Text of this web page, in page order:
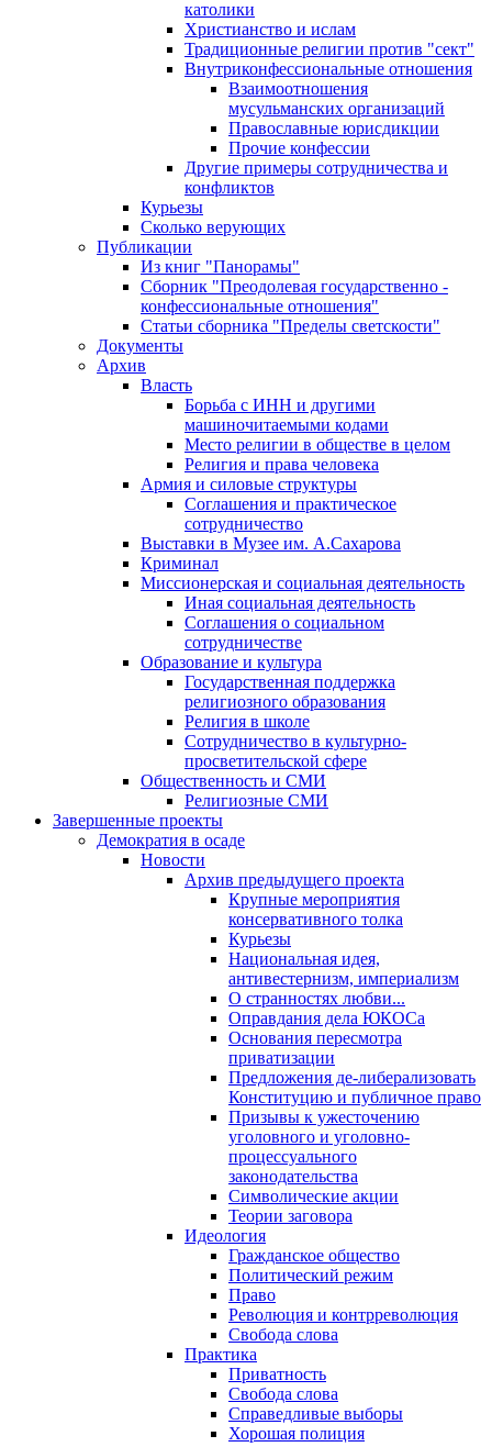
католики
Христианство и ислам
Традиционные религии против "сект"
Внутриконфессиональные отношения
Взаимоотношения
мусульманских организаций
Православные юрисдикции
Прочие конфессии
Другие примеры сотрудничества и
конфликтов
Курьезы
Сколько верующих
Публикации
Из книг "Панорамы"
Сборник "Преодолевая государственно -
конфессиональные отношения"
Статьи сборника "Пределы светскости"
Документы
Архив
Власть
Борьба с ИНН и другими
машиночитаемыми кодами
Место религии в обществе в целом
Религия и права человека
Армия и силовые структуры
Соглашения и практическое
сотрудничество
Выставки в Музее им. А.Сахарова
Криминал
Миссионерская и социальная деятельность
Иная социальная деятельность
Соглашения о социальном
сотрудничестве
Образование и культура
Государственная поддержка
религиозного образования
Религия в школе
Сотрудничество в культурно-
просветительской сфере
Общественность и СМИ
Религиозные СМИ
Завершенные проекты
Демократия в осаде
Новости
Архив предыдущего проекта
Крупные мероприятия
консервативного толка
Курьезы
Национальная идея,
антивестернизм, империализм
О странностях любви...
Оправдания дела ЮКОСа
Основания пересмотра
приватизации
Предложения де-либерализовать
Конституцию и публичное право
Призывы к ужесточению
уголовного и уголовно-
процессуального
законодательства
Символические акции
Теории заговора
Идеология
Гражданское общество
Политический режим
Право
Революция и контрреволюция
Свобода слова
Практика
Приватность
Свобода слова
Справедливые выборы
Хорошая полиция